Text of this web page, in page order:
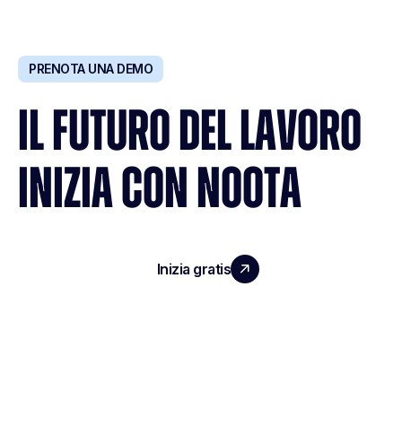
PRENOTA UNA DEMO
IL FUTURO DEL LAVORO
INIZIA CON NOOTA
Inizia gratis